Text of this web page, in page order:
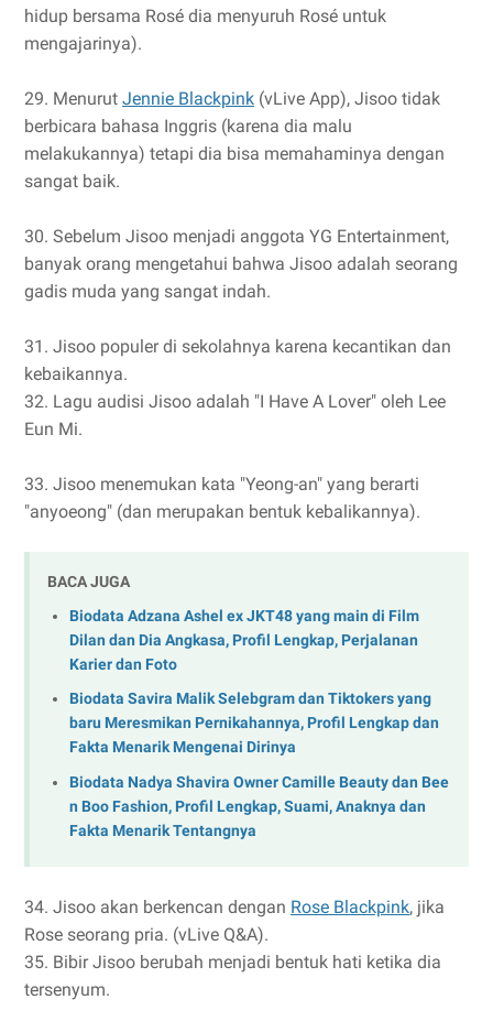
hidup bersama Rosé dia menyuruh Rosé untuk
mengajarinya).
29. Menurut Jennie Blackpink (vLive App), Jisoo tidak
berbicara bahasa Inggris (karena dia malu
melakukannya) tetapi dia bisa memahaminya dengan
sangat baik.
30. Sebelum Jisoo menjadi anggota YG Entertainment,
banyak orang mengetahui bahwa Jisoo adalah seorang
gadis muda yang sangat indah.
31. Jisoo populer di sekolahnya karena kecantikan dan
kebaikannya.
32. Lagu audisi Jisoo adalah "I Have A Lover" oleh Lee
Eun Mi.
33. Jisoo menemukan kata "Yeong-an" yang berarti
"anyoeong" (dan merupakan bentuk kebalikannya).
BACA JUGA
Biodata Adzana Ashel ex JKT48 yang main di Film
Dilan dan Dia Angkasa, Profil Lengkap, Perjalanan
Karier dan Foto
Biodata Savira Malik Selebgram dan Tiktokers yang
baru Meresmikan Pernikahannya, Profil Lengkap dan
Fakta Menarik Mengenai Dirinya
Biodata Nadya Shavira Owner Camille Beauty dan Bee
n Boo Fashion, Profil Lengkap, Suami, Anaknya dan
Fakta Menarik Tentangnya
34. Jisoo akan berkencan dengan Rose Blackpink, jika
Rose seorang pria. (vLive Q&A).
35. Bibir Jisoo berubah menjadi bentuk hati ketika dia
tersenyum.